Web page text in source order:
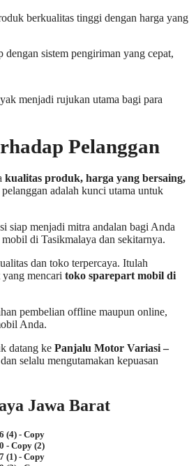
berkualitas tinggi dengan harga yang
sistem pengiriman yang cepat,
menjadi rujukan utama bagi para
Pelanggan
kualitas produk, harga yang bersaing,
adalah kunci utama untuk
siap menjadi mitra andalan bagi Anda
di Tasikmalaya dan sekitarnya.
dan toko terpercaya. Itulah
mencari toko sparepart mobil di
pembelian offline maupun online,
Anda.
datang ke Panjalu Motor Variasi –
selalu mengutamakan kepuasan
Jawa Barat